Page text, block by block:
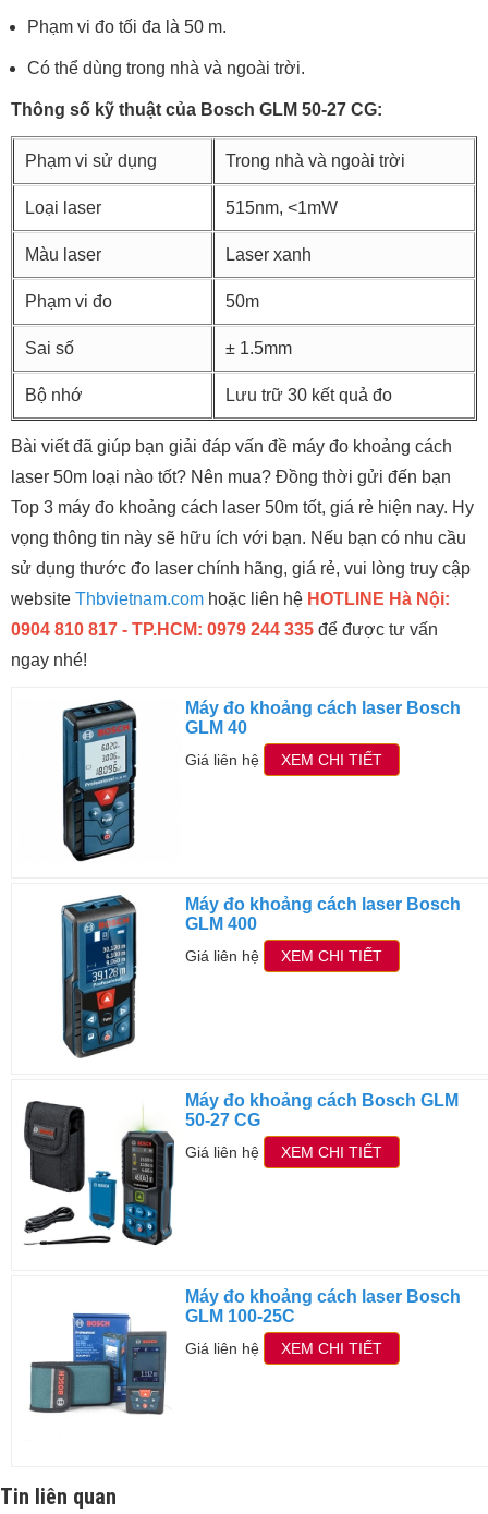
Phạm vi đo tối đa là 50 m.
Có thể dùng trong nhà và ngoài trời.
Thông số kỹ thuật của Bosch GLM 50-27 CG:
Phạm vi sử dụng Trong nhà và ngoài trời
Loại laser 515nm, <1mW
Màu laser Laser xanh
Phạm vi đo 50m
Sai số ± 1.5mm
Bộ nhớ Lưu trữ 30 kết quả đo
Bài viết đã giúp bạn giải đáp vấn đề máy đo khoảng cách
laser 50m loại nào tốt? Nên mua? Đồng thời gửi đến bạn
Top 3 máy đo khoảng cách laser 50m tốt, giá rẻ hiện nay. Hy
vọng thông tin này sẽ hữu ích với bạn. Nếu bạn có nhu cầu
sử dụng thước đo laser chính hãng, giá rẻ, vui lòng truy cập
website Thbvietnam.com hoặc liên hệ HOTLINE Hà Nội:
0904 810 817 - TP.HCM: 0979 244 335 để được tư vấn
ngay nhé!
Máy đo khoảng cách laser Bosch
GLM 40
Giá liên hệ XEM CHI TIẾT
Máy đo khoảng cách laser Bosch
GLM 400
Giá liên hệ XEM CHI TIẾT
Máy đo khoảng cách Bosch GLM
50-27 CG
Giá liên hệ XEM CHI TIẾT
Máy đo khoảng cách laser Bosch
GLM 100-25C
Giá liên hệ XEM CHI TIẾT
Tin liên quan